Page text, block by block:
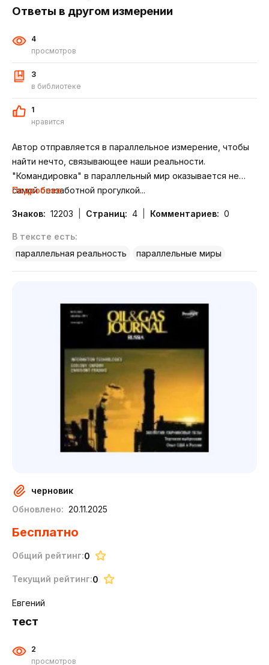
Ответы в другом измерении
4
просмотров
3
в библиотеке
1
нравится
Автор отправляется в параллельное измерение, чтобы
найти нечто, связывающее наши реальности.
"Командировка" в параллельный мир оказывается не
самой беззаботной прогулкой...
Подробнее
Знаков: 12203 Страниц: 4 Комментариев: 0
В тексте есть:
параллельная реальность
параллельные миры
Евгений
тест
2
просмотров
черновик
Обновлено: 20.11.2025
Бесплатно
Общий рейтинг:0
Текущий рейтинг:0